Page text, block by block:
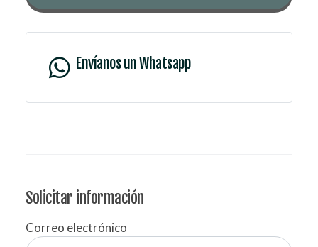
Envíanos un Whatsapp
Solicitar información
Correo electrónico